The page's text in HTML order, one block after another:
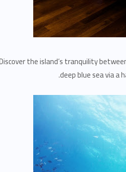
the island’s tranquility
deep blue sea via a